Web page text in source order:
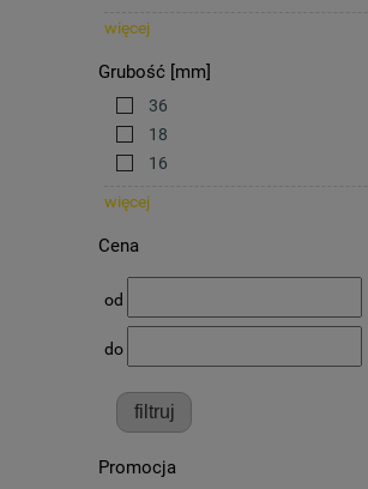
więcej
Grubość [mm]
36
18
16
więcej
Cena
od
do
filtruj
Promocja